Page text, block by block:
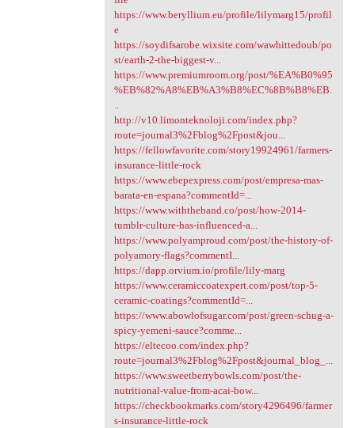
https://www.beryllium.eu/profile/lilymarg15/profil
e
https://soydifsarobe.wixsite.com/wawhittedoub/po
st/earth-2-the-biggest-v...
https://www.premiumroom.org/post/%EA%B0%95
%EB%82%A8%EB%A3%B8%EC%8B%B8%EB.
http://v10.limonteknoloji.com/index.php?
route=journal3%2Fblog%2Fpost&jou...
https://fellowfavorite.com/story19924961/farmers-
insurance-little-rock
https://www.ebepexpress.com/post/empresa-mas-
barata-en-espana?commentId=...
https://www.withtheband.co/post/how-2014-
tumblr-culture-has-influenced-a...
https://www.polyamproud.com/post/the-history-of-
polyamory-flags?commentI...
https://dapp.orvium.io/profile/lily-marg
https://www.ceramiccoatexpert.com/post/top-5-
ceramic-coatings?commentId=...
https://www.abowlofsugar.com/post/green-schug-a-
spicy-yemeni-sauce?comme...
https://eltecoo.com/index.php?
route=journal3%2Fblog%2Fpost&journal_blog_...
https://www.sweetberrybowls.com/post/the-
nutritional-value-from-acai-bow...
https://checkbookmarks.com/story4296496/farmer
s-insurance-little-rock